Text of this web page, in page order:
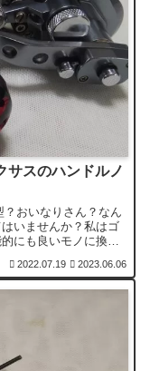
サスのハンドルノ
おいなりさん？なん
いませんか？私はゴ
にも良いモノに換装
2022.07.19 2023.06.06